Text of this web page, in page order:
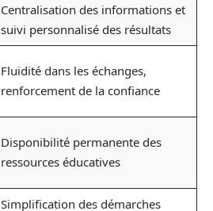
Centralisation des informations et
suivi personnalisé des résultats
Fluidité dans les échanges,
renforcement de la confiance
Disponibilité permanente des
ressources éducatives
Simplification des démarches